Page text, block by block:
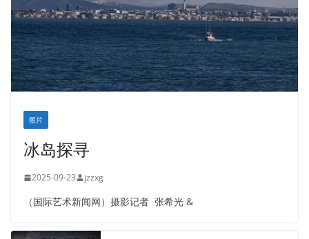
图片
冰岛探寻
2025-09-23 jzzxg
（国际艺术新闻网）摄影记者 张希光 &